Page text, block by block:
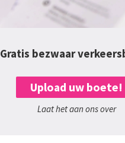
Gratis bezwaar
Upload uw boete!
Laat het aan ons over